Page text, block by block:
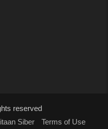
reserved
Siber Terms of Use